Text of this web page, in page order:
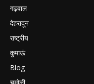
गढ़वाल
देहरादून
राष्ट्रीय
कुमाऊं
Blog